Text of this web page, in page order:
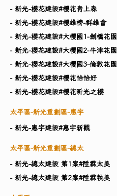
- 新光-櫻花建設#櫻花青上森
- 新光-櫻花建設#櫻雄榜-群雄會
- 新光-櫻花建設#大櫻國1-劍橋花園
- 新光-櫻花建設#大櫻國2-牛津花園
- 新光-櫻花建設#大櫻國3-倫敦花園
- 新光-櫻花建設#櫻花恰恰好
- 新光-櫻花建設#櫻花昕光之櫻
太平區-新光重劃區-惠宇
- 新光-惠宇建設#惠宇新觀
太平區-新光重劃區-總太
- 新光-總太建設 第1案#陞霖太美
- 新光-總太建設 第2案#陞霖執美